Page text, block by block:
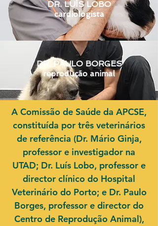
DR. LUÍS LOBO
cardiologista
DR. PAULO BORGES
reprodução animal
A Comissão de Saúde da APCSE,
constituída por três veterinários
de referência (Dr. Mário Ginja,
professor e investigador na
UTAD; Dr. Luís Lobo, professor e
director clínico do Hospital
Veterinário do Porto; e Dr. Paulo
Borges, professor e director do
Centro de Reprodução Animal),